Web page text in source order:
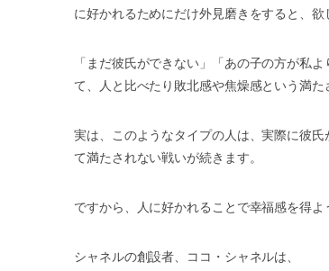
に好かれるためにだけ外見磨きをすると、
「まだ彼氏ができない」「あの子の方が私
て、人と比べたり敗北感や焦燥感という満
実は、このようなタイプの人は、実際に彼
て満たされない戦いが続きます。
ですから、人に好かれることで幸福感を得
シャネルの創設者、ココ・シャネルは、